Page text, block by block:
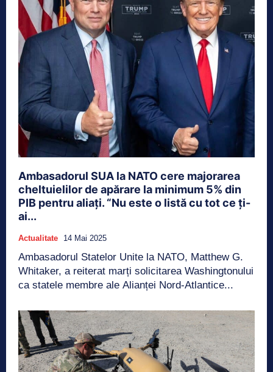
Ambasadorul SUA la NATO cere majorarea
cheltuielilor de apărare la minimum 5% din
PIB pentru aliați. “Nu este o listă cu tot ce ți-
ai...
Actualitate 14 Mai 2025
Ambasadorul Statelor Unite la NATO, Matthew G.
Whitaker, a reiterat marți solicitarea Washingtonului
ca statele membre ale Alianței Nord-Atlantice...